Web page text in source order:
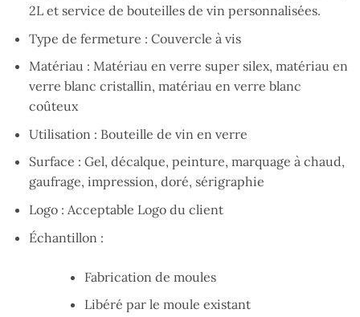
2L et service de bouteilles de vin personnalisées.
Type de fermeture : Couvercle à vis
Matériau : Matériau en verre super silex, matériau en
verre blanc cristallin, matériau en verre blanc
coûteux
Utilisation : Bouteille de vin en verre
Surface : Gel, décalque, peinture, marquage à chaud,
gaufrage, impression, doré, sérigraphie
Logo : Acceptable Logo du client
Échantillon :
Fabrication de moules
Libéré par le moule existant